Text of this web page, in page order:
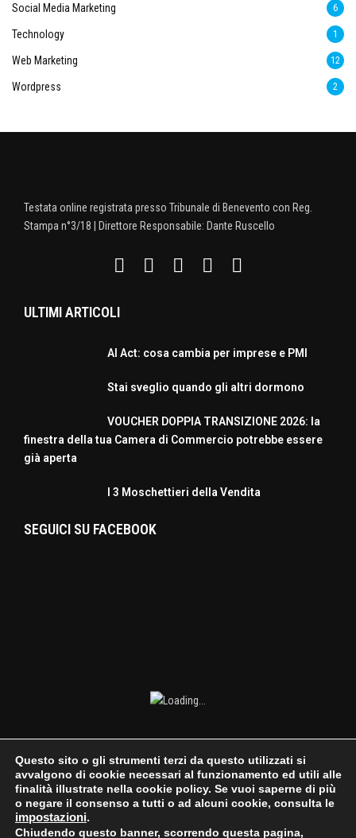
Social Media Marketing 6
Technology 1
Web Marketing 12
Wordpress 2
Testata online registrata presso Tribunale di Benevento con Reg.
Stampa n°3/18 | Direttore Responsabile: Dante Ruscello
ULTIMI ARTICOLI
AI Act: cosa cambia per imprese e PMI
Stai sveglio quando gli altri dormono
VOUCHER DOPPIA TRANSIZIONE 2026: la
finestra della tua Camera di Commercio potrebbe essere
già aperta
I 3 Moschettieri della Vendita
SEGUICI SU FACEBOOK
Questo sito o gli strumenti terzi da questo utilizzati si
avvalgono di cookie necessari al funzionamento ed utili alle
finalità illustrate nella cookie policy. Se vuoi saperne di più
o negare il consenso a tutti o ad alcuni cookie, consulta le
impostazioni.
Chiudendo questo banner, scorrendo questa pagina,